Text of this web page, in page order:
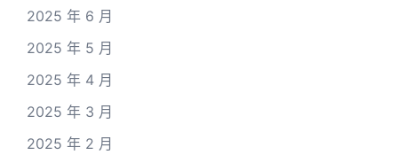
2025 年 6 月
2025 年 5 月
2025 年 4 月
2025 年 3 月
2025 年 2 月